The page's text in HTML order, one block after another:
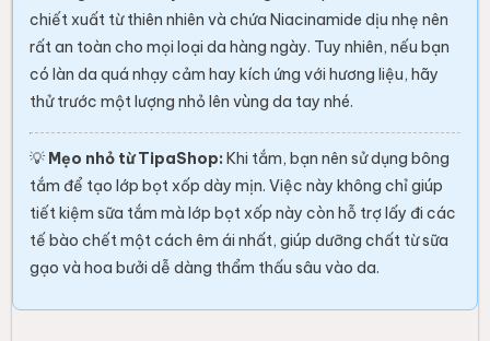
chiết xuất từ thiên nhiên và chứa Niacinamide dịu nhẹ nên
rất an toàn cho mọi loại da hàng ngày. Tuy nhiên, nếu bạn
có làn da quá nhạy cảm hay kích ứng với hương liệu, hãy
thử trước một lượng nhỏ lên vùng da tay nhé.
💡 Mẹo nhỏ từ TipaShop: Khi tắm, bạn nên sử dụng bông
tắm để tạo lớp bọt xốp dày mịn. Việc này không chỉ giúp
tiết kiệm sữa tắm mà lớp bọt xốp này còn hỗ trợ lấy đi các
tế bào chết một cách êm ái nhất, giúp dưỡng chất từ sữa
gạo và hoa bưởi dễ dàng thẩm thấu sâu vào da.